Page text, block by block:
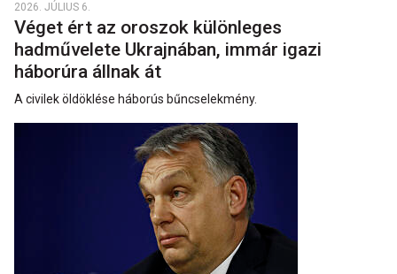
2026. JÚLIUS 6.
Véget ért az oroszok különleges
hadművelete Ukrajnában, immár igazi
háborúra állnak át
A civilek öldöklése háborús bűncselekmény.